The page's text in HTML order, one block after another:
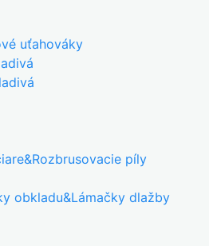
uťahováky
píly
obkladu&Lámačky dlažby